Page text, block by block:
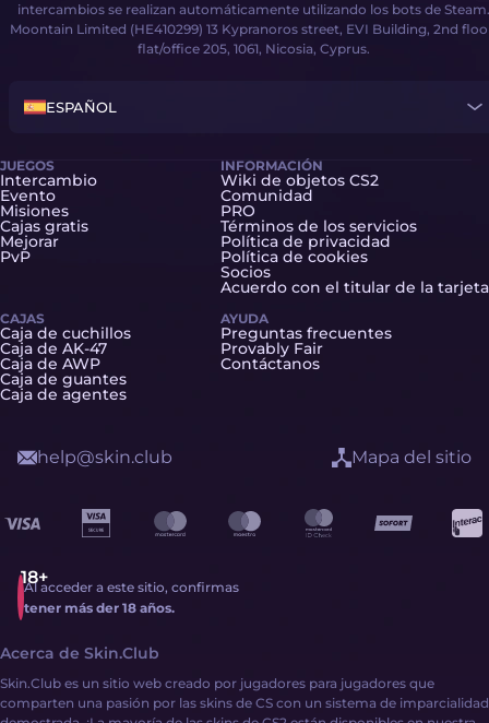
intercambios se realizan automáticamente utilizando los bots de Steam.
Moontain Limited (HE410299) 13 Kypranoros street, EVI Building, 2nd
flat/office 205, 1061, Nicosia, Cyprus.
ESPAÑOL
JUEGOS
Intercambio
Evento
Misiones
Cajas gratis
Mejorar
PvP
CAJAS
Caja de cuchillos
Caja de AK-47
Caja de AWP
Caja de guantes
Caja de agentes
INFORMACIÓN
Wiki de objetos CS2
Comunidad
PRO
Términos de los servicios
Política de privacidad
Política de cookies
Socios
Acuerdo con el titular de la tarjeta
AYUDA
Preguntas frecuentes
Provably Fair
Contáctanos
Al acceder a este sitio, confirmas
tener más der 18 años.
help@skin.club Mapa del sitio
Acerca de Skin.Club
Skin.Club es un sitio web creado por jugadores para jugadores que
comparten una pasión por las skins de CS con un sistema de imparcialidad